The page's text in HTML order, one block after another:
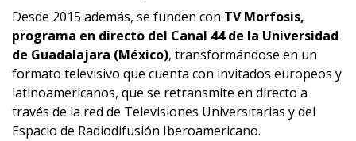
Desde 2015 además, se funden con TV Morfosis,
programa en directo del Canal 44 de la Universidad
de Guadalajara (México), transformándose en un
formato televisivo que cuenta con invitados europeos y
latinoamericanos, que se retransmite en directo a
través de la red de Televisiones Universitarias y del
Espacio de Radiodifusión Iberoamericano.